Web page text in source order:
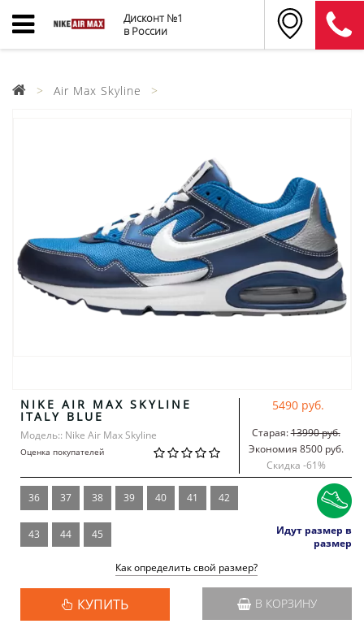
Дисконт №1
в России
Air Max Skyline
NIKE AIR MAX SKYLINE
ITALY BLUE
Модель:: Nike Air Max Skyline
Оценка покупателей
5490 руб.
Старая:13990 руб.
Экономия 8500 руб.
Скидка -61%
36 37 38 39 40 41 42
43 44 45
Идут размер в
размер
Как определить свой размер?
КУПИТЬ В КОРЗИНУ